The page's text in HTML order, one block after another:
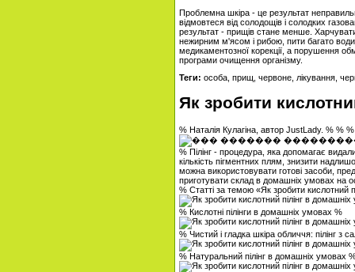
Проблемна шкіра - це результат
відмовтеся від солодощів і солодких
результат - прищів стане менше.
нежирним м'ясом і рибою, пити багато
медикаментозної корекції, а порушення
програми очищення організму.
Теги: особа, прищ, червоне, лікування,
Як зробити
% Наталія Кулагіна, автор JustLady. % % %
% Пілінг - процедура, яка допомагає
кількість пігментних плям, знизити
можна використовувати готові засоби,
приготувати склад в домашніх умовах на
% Статті за темою «Як зробити кислотний
% Кислотні пілінги в домашніх умовах %
% Чистий і гладка шкіра обличчя: пілінг з
% Натуральний пілінг в домашніх умовах